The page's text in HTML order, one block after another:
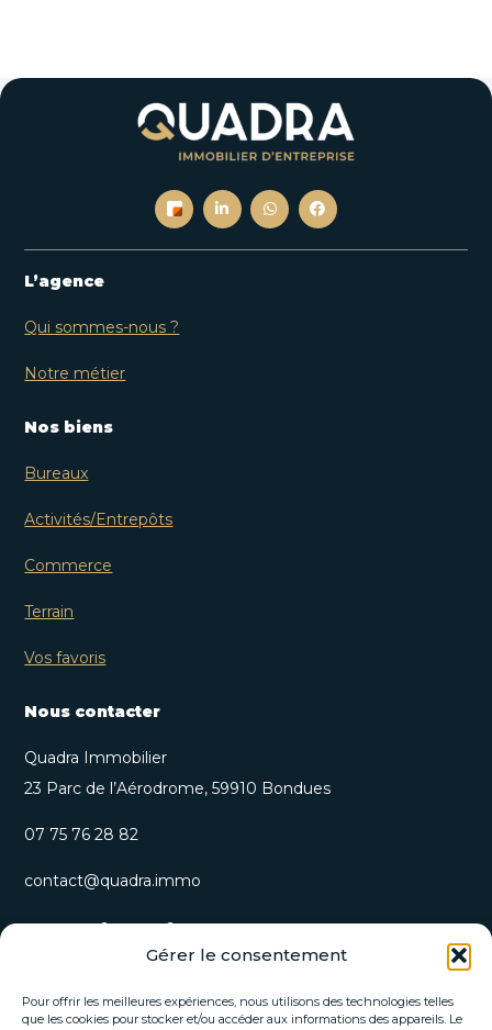
Gérer le consentement
Pour offrir les meilleures expériences, nous utilisons des technologies telles
que les cookies pour stocker et/ou accéder aux informations des appareils. Le
L’agence
Qui sommes-nous ?
Notre métier
Nos biens
Bureaux
Activités/Entrepôts
Commerce
Terrain
Vos favoris
Nous contacter
Quadra Immobilier
23 Parc de l’Aérodrome, 59910 Bondues
07 75 76 28 82
contact@quadra.immo
S’inscrire à notre newsletter
Recevez nos opportunités immobilières et actualités
directement par email.